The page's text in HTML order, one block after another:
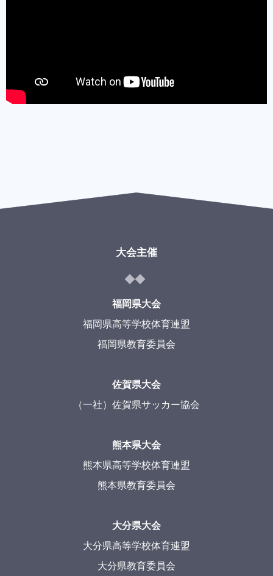
大会主催
福岡県大会
福岡県高等学校体育連盟
福岡県教育委員会
佐賀県大会
（一社）佐賀県サッカー協会
熊本県大会
熊本県高等学校体育連盟
熊本県教育委員会
大分県大会
大分県高等学校体育連盟
大分県教育委員会